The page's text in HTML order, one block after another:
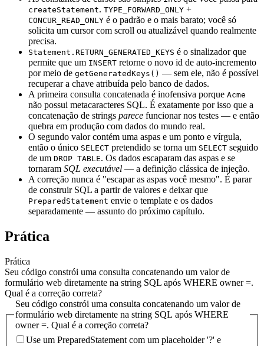
createStatement. TYPE_FORWARD_ONLY +
CONCUR_READ_ONLY é o padrão e o mais barato; você só
solicita um cursor com scroll ou atualizável quando realmente
precisa.
Statement.RETURN_GENERATED_KEYS é o sinalizador que
permite que um INSERT retorne o novo id de auto-incremento
por meio de getGeneratedKeys() — sem ele, não é possível
recuperar a chave atribuída pelo banco de dados.
A primeira consulta concatenada é inofensiva porque Acme
não possui metacaracteres SQL. É exatamente por isso que a
concatenação de strings parece funcionar nos testes — e então
quebra em produção com dados do mundo real.
O segundo valor contém uma aspas e um ponto e vírgula,
então o único SELECT pretendido se torna um SELECT seguido
de um DROP TABLE. Os dados escaparam das aspas e se
tornaram SQL executável — a definição clássica de injeção.
A correção nunca é "escapar as aspas você mesmo". É parar
de construir SQL a partir de valores e deixar que
PreparedStatement envie o template e os dados
separadamente — assunto do próximo capítulo.
Prática
Prática
Seu código constrói uma consulta concatenando um valor de
formulário web diretamente na string SQL após WHERE owner =.
Qual é a correção correta?
Seu código constrói uma consulta concatenando um valor de
formulário web diretamente na string SQL após WHERE
owner =. Qual é a correção correta?
Use um PreparedStatement com um placeholder '?' e